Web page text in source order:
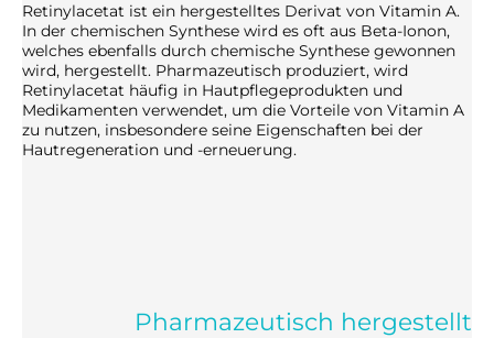
Retinylacetat ist ein hergestelltes Derivat von Vitamin A.
In der chemischen Synthese wird es oft aus Beta-Ionon,
welches ebenfalls durch chemische Synthese gewonnen
wird, hergestellt. Pharmazeutisch produziert, wird
Retinylacetat häufig in Hautpflegeprodukten und
Medikamenten verwendet, um die Vorteile von Vitamin A
zu nutzen, insbesondere seine Eigenschaften bei der
Hautregeneration und -erneuerung.
Pharmazeutisch hergestellt